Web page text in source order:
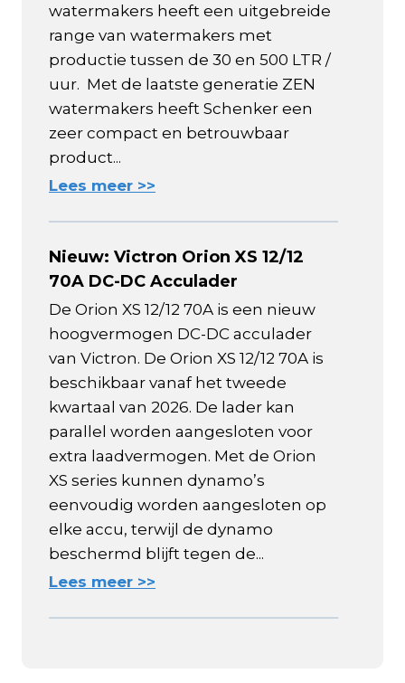
watermakers heeft een uitgebreide
range van watermakers met
productie tussen de 30 en 500 LTR /
uur. Met de laatste generatie ZEN
watermakers heeft Schenker een
zeer compact en betrouwbaar
product...
Lees meer >>
Nieuw: Victron Orion XS 12/12
70A DC-DC Acculader
De Orion XS 12/12 70A is een nieuw
hoogvermogen DC-DC acculader
van Victron. De Orion XS 12/12 70A is
beschikbaar vanaf het tweede
kwartaal van 2026. De lader kan
parallel worden aangesloten voor
extra laadvermogen. Met de Orion
XS series kunnen dynamo’s
eenvoudig worden aangesloten op
elke accu, terwijl de dynamo
beschermd blijft tegen de...
Lees meer >>